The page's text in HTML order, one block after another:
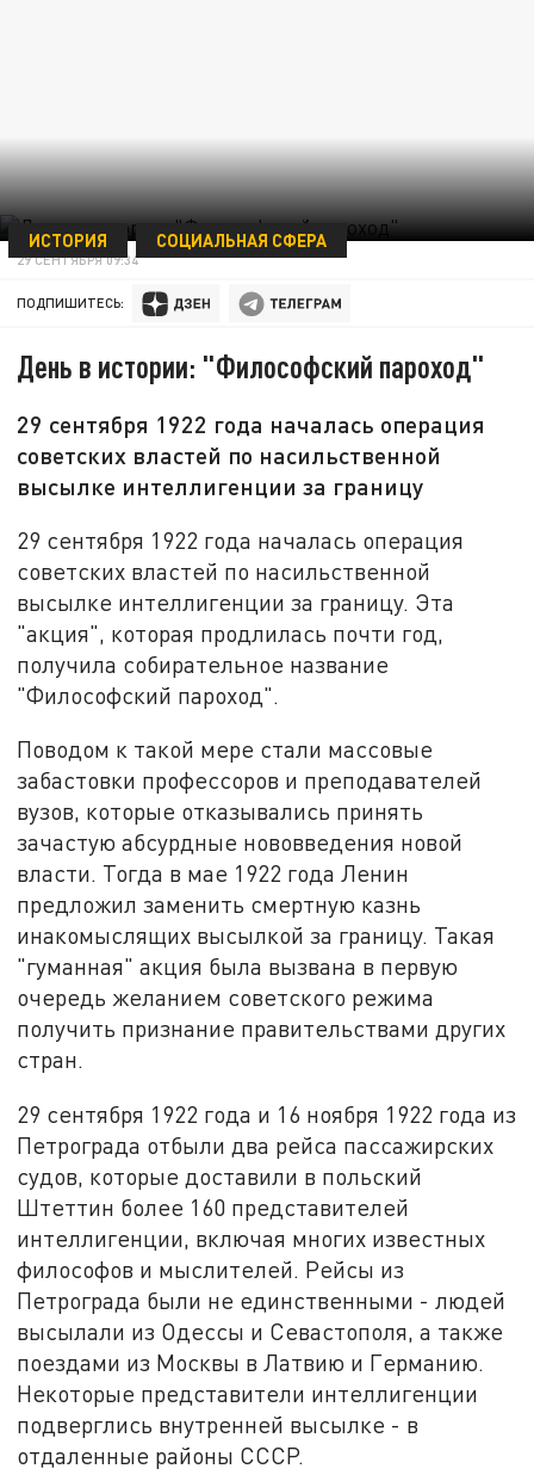
ИСТОРИЯ СОЦИАЛЬНАЯ СФЕРА
29 СЕНТЯБРЯ 09:34
ПОДПИШИТЕСЬ:
День в истории: "Философский пароход"
29 сентября 1922 года началась операция
советских властей по насильственной
высылке интеллигенции за границу
29 сентября 1922 года началась операция
советских властей по насильственной
высылке интеллигенции за границу. Эта
"акция", которая продлилась почти год,
получила собирательное название
"Философский пароход".
Поводом к такой мере стали массовые
забастовки профессоров и преподавателей
вузов, которые отказывались принять
зачастую абсурдные нововведения новой
власти. Тогда в мае 1922 года Ленин
предложил заменить смертную казнь
инакомыслящих высылкой за границу. Такая
"гуманная" акция была вызвана в первую
очередь желанием советского режима
получить признание правительствами других
стран.
29 сентября 1922 года и 16 ноября 1922 года из
Петрограда отбыли два рейса пассажирских
судов, которые доставили в польский
Штеттин более 160 представителей
интеллигенции, включая многих известных
философов и мыслителей. Рейсы из
Петрограда были не единственными - людей
высылали из Одессы и Севастополя, а также
поездами из Москвы в Латвию и Германию.
Некоторые представители интеллигенции
подверглись внутренней высылке - в
отдаленные районы СССР.